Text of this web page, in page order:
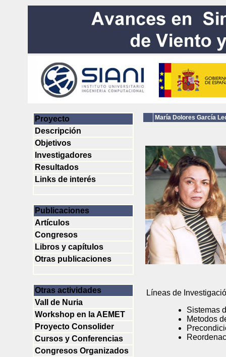
Proyecto
Descripción
Objetivos
Investigadores
Resultados
Links de interés
Publicaciones
Artículos
Congresos
Libros y capítulos
Otras publicaciones
Otras actividades
Vall de Nuria
Workshop en la AEMET
Proyecto Consolider
Cursos y Conferencias
Congresos Organizados
María Dolores García
Líneas de
Sistemas
Metodos